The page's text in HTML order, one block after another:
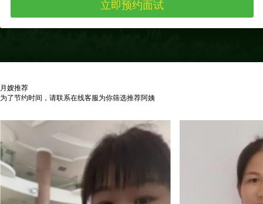
月嫂推荐
为了节约时间，请联系在线客服为你筛选推荐阿姨